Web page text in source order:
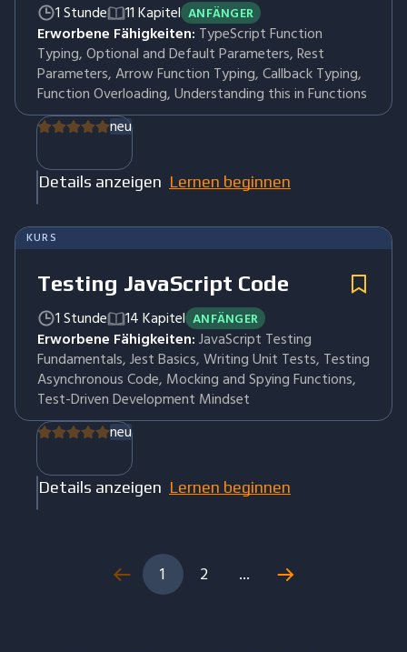
1 Stunde 11 Kapitel ANFÄNGER
Erworbene Fähigkeiten: TypeScript Function
Typing, Optional and Default Parameters, Rest
Parameters, Arrow Function Typing, Callback Typing,
Function Overloading, Understanding this in Functions
neu
Details anzeigen Lernen beginnen
KURS
Testing JavaScript Code
1 Stunde 14 Kapitel ANFÄNGER
Erworbene Fähigkeiten:JavaScript Testing
Fundamentals, Jest Basics, Writing Unit Tests, Testing
Asynchronous Code, Mocking and Spying Functions,
Test-Driven Development Mindset
neu
Details anzeigen Lernen beginnen
1 2 ...